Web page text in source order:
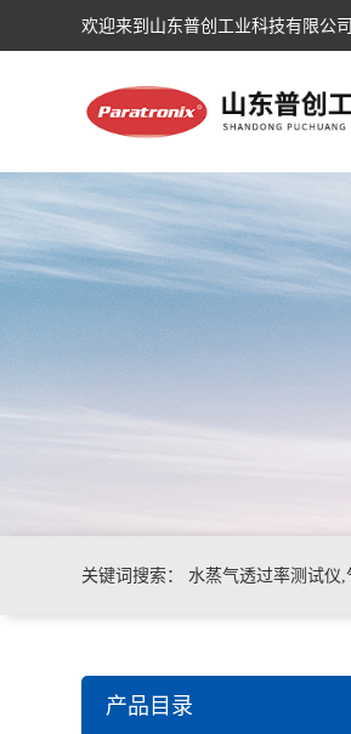
欢迎来到山东普创工业科技有限公司
关键词搜索： 水蒸气透过率测试仪
产品目录